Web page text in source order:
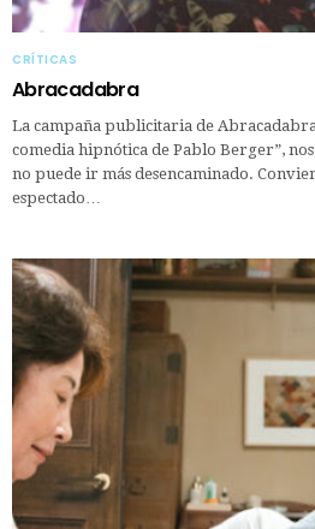
CRÍTICAS
Abracadabra
La campaña publicitaria de Abracadabra
comedia hipnótica de Pablo Berger”,
no puede ir más desencaminado.
espectado…